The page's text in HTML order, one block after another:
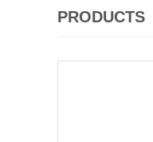
PRODUCTS